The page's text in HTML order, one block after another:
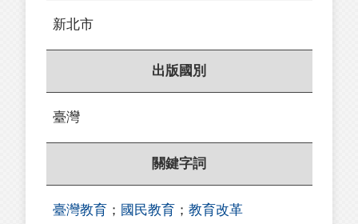
新北市
出版國別
臺灣
關鍵字詞
臺灣教育 ； 國民教育 ； 教育改革